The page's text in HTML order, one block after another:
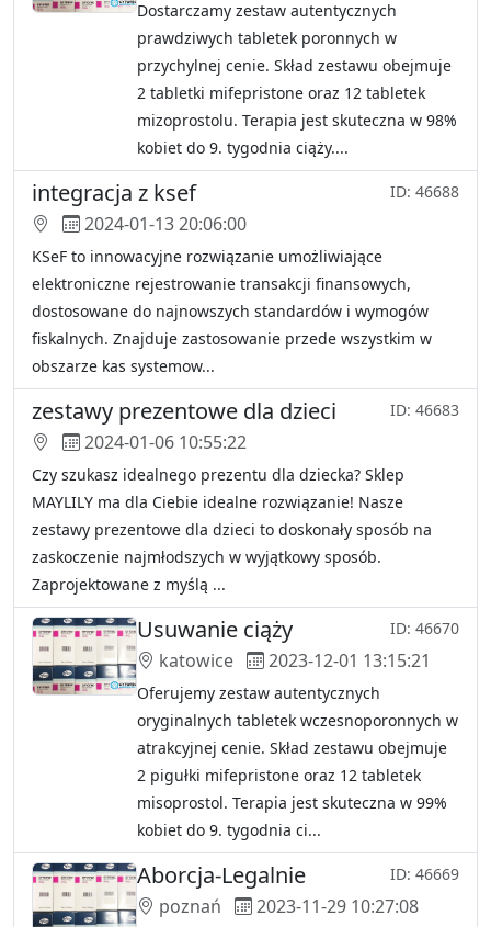
Dostarczamy zestaw autentycznych
prawdziwych tabletek poronnych w
przychylnej cenie. Skład zestawu obejmuje
2 tabletki mifepristone oraz 12 tabletek
mizoprostolu. Terapia jest skuteczna w 98%
kobiet do 9. tygodnia ciąży....
integracja z ksef ID: 46688
2024-01-13 20:06:00
KSeF to innowacyjne rozwiązanie umożliwiające
elektroniczne rejestrowanie transakcji finansowych,
dostosowane do najnowszych standardów i wymogów
fiskalnych. Znajduje zastosowanie przede wszystkim w
obszarze kas systemow...
zestawy prezentowe dla dzieci ID: 46683
2024-01-06 10:55:22
Czy szukasz idealnego prezentu dla dziecka? Sklep
MAYLILY ma dla Ciebie idealne rozwiązanie! Nasze
zestawy prezentowe dla dzieci to doskonały sposób na
zaskoczenie najmłodszych w wyjątkowy sposób.
Zaprojektowane z myślą ...
Usuwanie ciąży ID: 46670
katowice 2023-12-01 13:15:21
Oferujemy zestaw autentycznych
oryginalnych tabletek wczesnoporonnych w
atrakcyjnej cenie. Skład zestawu obejmuje
2 pigułki mifepristone oraz 12 tabletek
misoprostol. Terapia jest skuteczna w 99%
kobiet do 9. tygodnia ci...
Aborcja-Legalnie ID: 46669
poznań 2023-11-29 10:27:08